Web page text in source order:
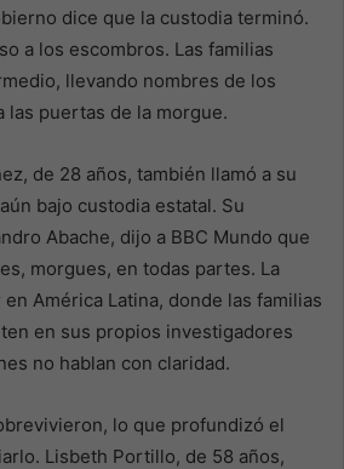
dice que la custodia terminó.
a los escombros. Las familias
llevando nombres de los
las puertas de la morgue.
de 28 años, también llamó a su
bajo custodia estatal. Su
Abache, dijo a BBC Mundo que
morgues, en todas partes. La
América Latina, donde las familias
en sus propios investigadores
no hablan con claridad.
lo que profundizó el
Lisbeth Portillo, de 58 años,